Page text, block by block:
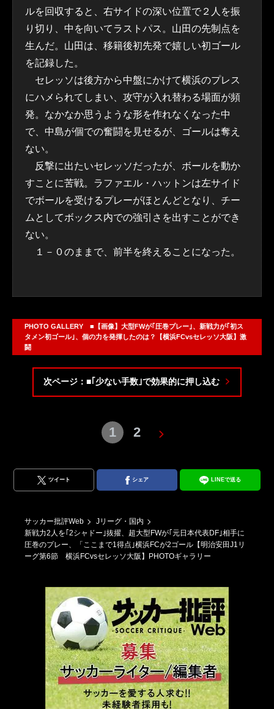
ルを回収すると、右サイドの深い位置で２人を振
り切り、中を向いてラストパス。山田の先制点を
生んだ。山田は、移籍後初先発で嬉しい初ゴール
を記録した。
セレッソは後方から中盤にかけて横浜のプレス
にハメられてしまい、攻守が入れ替わる場面が頻
発。なかなか思うような形を作れなくなった中
で、中島が個での奮闘を見せるが、ゴールは奪え
ない。
反撃に出たいセレッソだったが、ボールを動か
すことに苦戦。ラファエル・ハットンは左サイド
でボールを受けるプレーがほとんどとなり、チー
ムとしてボックス内での強引さを出すことができ
ない。
１－０のままで、前半を終えることになった。
PHOTO GALLERY ■【画像】大型FWが｢圧巻プレー｣、新戦力が｢初ス
タメン初ゴール｣、個の力を発揮したのは？【横浜FCvsセレッソ大阪】激
闘
次ページ：■｢少ない手数｣で効果的に押し込む
1 2
ツイート シェア LINEで送る
サッカー批評Web
Jリーグ・国内
新戦力2人を｢2シャドー｣抜擢、超大型FWが｢元日本代表DF｣相手に
圧巻のプレー、「ここまで1得点｣横浜FCが2ゴール【明治安田J1リ
ーグ第6節 横浜FCvsセレッソ大阪】PHOTOギャラリー